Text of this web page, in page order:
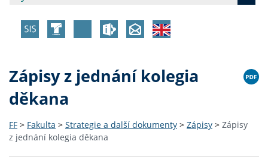
Zápisy z jednání kolegia
děkana
FF > Fakulta > Strategie a další dokumenty > Zápisy > Zápisy
z jednání kolegia děkana